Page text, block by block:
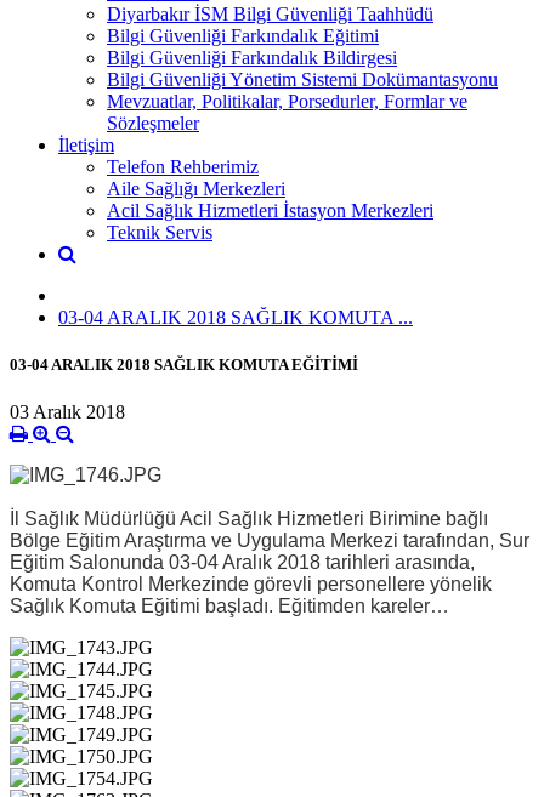
Diyarbakır İSM Bilgi Güvenliği Taahhüdü
Bilgi Güvenliği Farkındalık Eğitimi
Bilgi Güvenliği Farkındalık Bildirgesi
Bilgi Güvenliği Yönetim Sistemi Dokümantasyonu
Mevzuatlar, Politikalar, Porsedurler, Formlar ve
Sözleşmeler
İletişim
Telefon Rehberimiz
Aile Sağlığı Merkezleri
Acil Sağlık Hizmetleri İstasyon Merkezleri
Teknik Servis
03-04 ARALIK 2018 SAĞLIK KOMUTA ...
03-04 ARALIK 2018 SAĞLIK KOMUTA EĞİTİMİ
03 Aralık 2018
İl Sağlık Müdürlüğü Acil Sağlık Hizmetleri Birimine bağlı
Bölge Eğitim Araştırma ve Uygulama Merkezi tarafından, Sur
Eğitim Salonunda 03-04 Aralık 2018 tarihleri arasında,
Komuta Kontrol Merkezinde görevli personellere yönelik
Sağlık Komuta Eğitimi başladı. Eğitimden kareler…